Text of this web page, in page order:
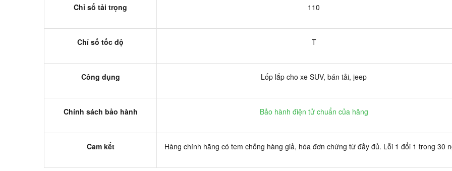
Chỉ số tải trọng 110
Chỉ số tốc độ T
Công dụng Lốp lắp cho xe SUV, bán tải, jeep
Chính sách bảo hành Bảo hành điện tử chuẩn của hãng
Cam kết Hàng chính hãng có tem chống hàng giả, hóa đơn chứng từ đầy đủ. Lỗi 1 đổi 1 trong 30